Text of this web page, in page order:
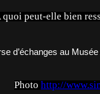
quoi peut-elle bien
Photo http://